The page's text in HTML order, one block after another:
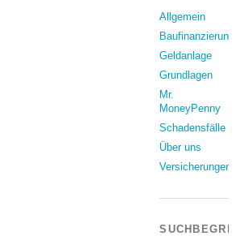
Allgemein
Baufinanzierung
Geldanlage
Grundlagen
Mr.
MoneyPenny
Schadensfälle
Über uns
Versicherungen